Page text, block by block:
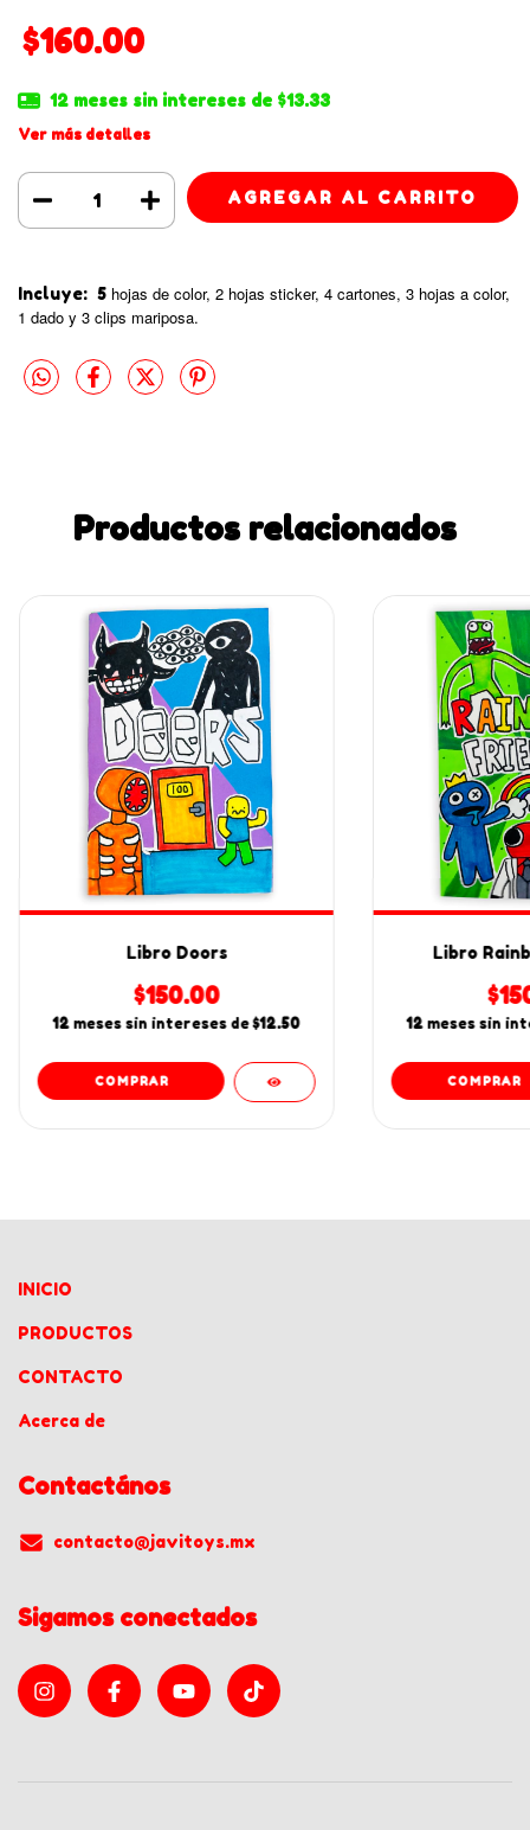
$160.00
12 meses sin intereses de $13.33
Ver más detalles
Incluye: 5 hojas de color, 2 hojas sticker, 4 cartones, 3 hojas a color,
1 dado y 3 clips mariposa.
Productos relacionados
Libro Doors
$150.00
12 meses sin intereses de$12.50
Libro
12 meses sin
INICIO
PRODUCTOS
CONTACTO
Acerca de
Contactános
contacto@javitoys.mx
Sigamos conectados